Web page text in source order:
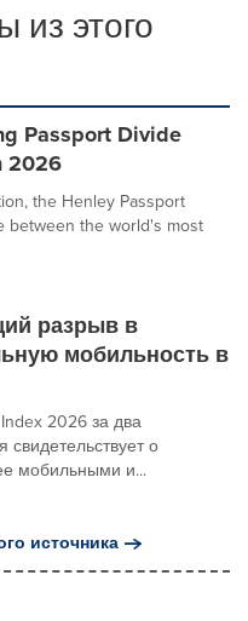
из этого
Passport Divide
2026
the Henley Passport
between the world's most
разрыв в
мобильность в
2026 за два
свидетельствует о
мобильными и...
источника